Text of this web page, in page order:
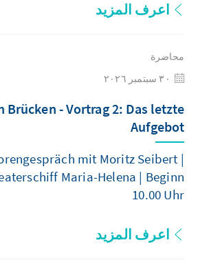
اعرف المزيد
محاضرة
Brücken - Vortrag 2: Das letzte
Aufgebot
mit Moritz Seibert |
Maria-Helena | Beginn
10.00 Uhr
اعرف المزيد